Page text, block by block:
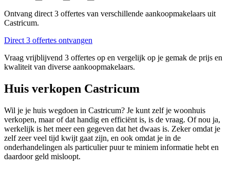
Ontvang direct 3 offertes van verschillende aankoopmakelaars uit
Castricum.
Direct 3 offertes ontvangen
Vraag vrijblijvend 3 offertes op en vergelijk op je gemak de prijs en
kwaliteit van diverse aankoopmakelaars.
Huis verkopen Castricum
Wil je je huis wegdoen in Castricum? Je kunt zelf je woonhuis
verkopen, maar of dat handig en efficiënt is, is de vraag. Of nou ja,
werkelijk is het meer een gegeven dat het dwaas is. Zeker omdat je
zelf zeer veel tijd kwijt gaat zijn, en ook omdat je in de
onderhandelingen als particulier puur te miniem informatie hebt en
daardoor geld misloopt.